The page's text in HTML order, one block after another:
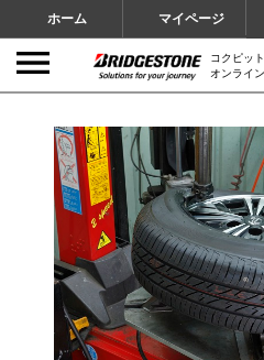
ホーム マイページ
コクピッ
オンライ